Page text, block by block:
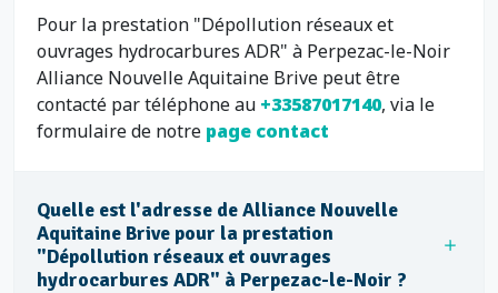
Pour la prestation "Dépollution réseaux et
ouvrages hydrocarbures ADR" à Perpezac-le-Noir
Alliance Nouvelle Aquitaine Brive peut être
contacté par téléphone au +33587017140, via le
formulaire de notre page contact
Quelle est l'adresse de Alliance Nouvelle
Aquitaine Brive pour la prestation
"Dépollution réseaux et ouvrages
hydrocarbures ADR" à Perpezac-le-Noir ?